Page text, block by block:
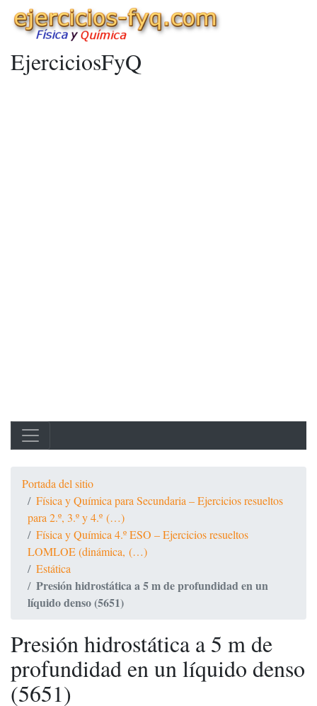
EjerciciosFyQ
Portada del sitio
Física y Química para Secundaria – Ejercicios resueltos
para 2.º, 3.º y 4.º (…)
Física y Química 4.º ESO – Ejercicios resueltos
LOMLOE (dinámica, (…)
Estática
Presión hidrostática a 5 m de profundidad en un
líquido denso (5651)
Presión hidrostática a 5 m de
profundidad en un líquido denso
(5651)